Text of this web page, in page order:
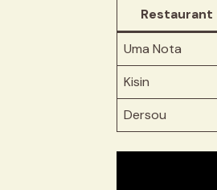
Restaurant
Uma Nota
Kisin
Dersou